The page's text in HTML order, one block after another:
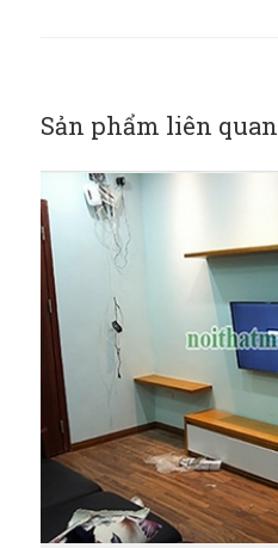
Sản phẩm liên quan